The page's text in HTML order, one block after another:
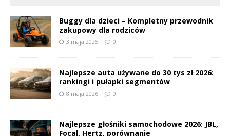
Buggy dla dzieci – Kompletny przewodnik
zakupowy dla rodziców
3 maja 2025 0
Najlepsze auta używane do 30 tys zł 2026:
rankingi i pułapki segmentów
8 maja 2026 0
Najlepsze głośniki samochodowe 2026: JBL,
Focal, Hertz, porównanie